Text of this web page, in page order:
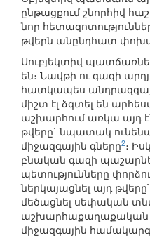
ընթացքում շնորհիվ
նոր
թվերն անընդհատ
Սուբյեկտիվ
են։ Նավթի ու գազի
հատկապես
միշտ էլ ձգտել են
աշխարհում առկա այդ
թվերը` նպատակ
միջազգային գները2։
բնական գազի
պետությունները
ներկայացնել այդ
մեծացնել սեփական
աշխարհաքաղաքական
միջազգային